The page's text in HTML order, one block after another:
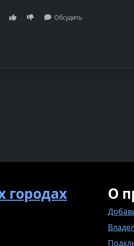
Обсудить
городах О